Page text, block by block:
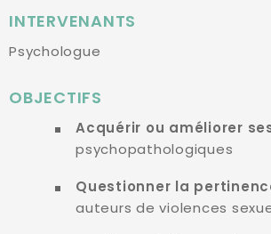
INTERVENANTS
Psychologue
OBJECTIFS
Acquérir ou améliorer
psychopathologiques
Questionner la
auteurs de violences